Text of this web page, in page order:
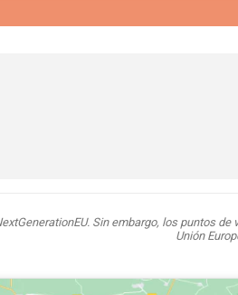
Sin embargo, los puntos
Unión